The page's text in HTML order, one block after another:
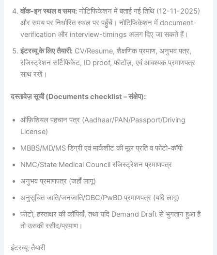
वॉक-इन स्थल व समय: नोटिफिकेशन में बताई गई तिथि (12-11-2025)
और समय पर निर्धारित स्थल पर पहुँचें। नोटिफिकेशन में document-
verification और interview-timings अलग दिए जा सकते हैं।
इंटरव्यू के लिए तैयारी: CV/Resume, शैक्षणिक प्रमाण, अनुभव पत्र,
रजिस्ट्रेशन सर्टिफिकेट, ID proof, फोटोज़, एवं आवश्यक प्रमाणपत्र
साथ रखें।
दस्तावेज़ सूची (Documents checklist – संक्षेप):
ऑफ़िशियल पहचान पत्र (Aadhaar/PAN/Passport/Driving
License)
MBBS/MD/MS डिग्री एवं मार्कशीट की मूल प्रति व फोटो-कॉपी
NMC/State Medical Council रजिस्ट्रेशन प्रमाणपत्र
अनुभव प्रमाणपत्र (जहाँ लागू)
अनुसूचित जाति/जनजाति/OBC/PwBD प्रमाणपत्र (यदि लागू)
फोटो, हस्ताक्षर की कॉपियाँ, तथा यदि Demand Draft से भुगतान हुआ है
तो उसकी रसीद/प्रमाण।
इंटरव्यू-तैयारी